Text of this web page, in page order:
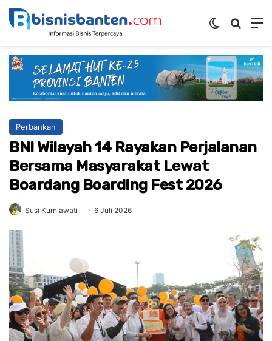
Switch skin
Perbankan
BNI Wilayah 14 Rayakan Perjalanan
Bersama Masyarakat Lewat
Boardang Boarding Fest 2026
Susi Kurniawati 6 Juli 2026